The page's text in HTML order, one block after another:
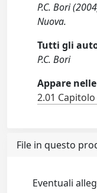
P.C. Bori
Nuova.
Tutti gli
P.C. Bori
Appare
2.01
File in questo
Eventuali